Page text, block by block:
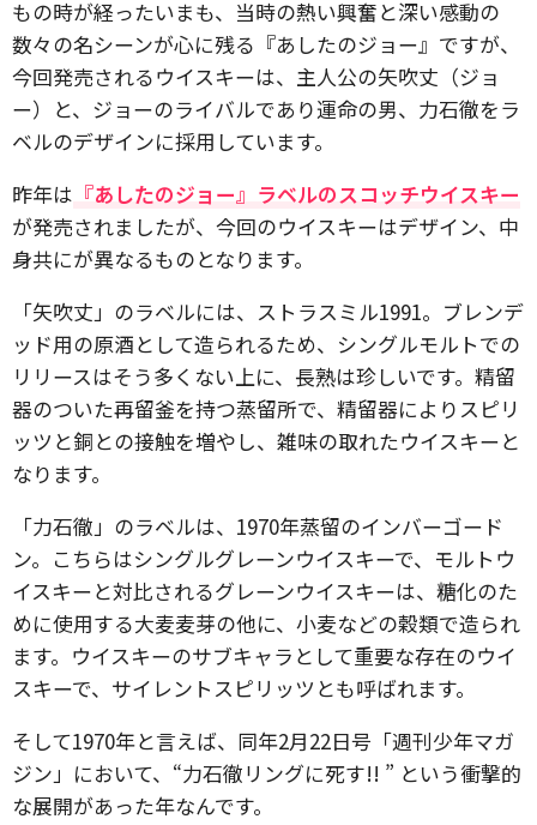
もの時が経ったいまも、当時の熱い興奮と深い感動の
数々の名シーンが心に残る『あしたのジョー』ですが、
今回発売されるウイスキーは、主人公の矢吹丈（ジョ
ー）と、ジョーのライバルであり運命の男、力石徹をラ
ベルのデザインに採用しています。
昨年は 『あしたのジョー』ラベルのスコッチウイスキー
が発売されましたが、今回のウイスキーはデザイン、中
身共にが異なるものとなります。
「矢吹丈」のラベルには、ストラスミル1991。ブレンデ
ッド⽤の原酒として造られるため、シングルモルトでの
リリースはそう多くない上に、長熟は珍しいです。精留
器のついた再留釜を持つ蒸留所で、精留器によりスピリ
ッツと銅との接触を増やし、雑味の取れたウイスキーと
なります。
「力石徹」のラベルは、1970年蒸留のインバーゴード
ン。こちらはシングルグレーンウイスキーで、モルトウ
イスキーと対比されるグレーンウイスキーは、糖化のた
めに使用する大麦麦芽の他に、小麦などの穀類で造られ
ます。ウイスキーのサブキャラとして重要な存在のウイ
スキーで、サイレントスピリッツとも呼ばれます。
そして1970年と言えば、同年2月22日号「週刊少年マガ
ジン」において、“力石徹リングに死す!! ” という衝撃的
な展開があった年なんです。